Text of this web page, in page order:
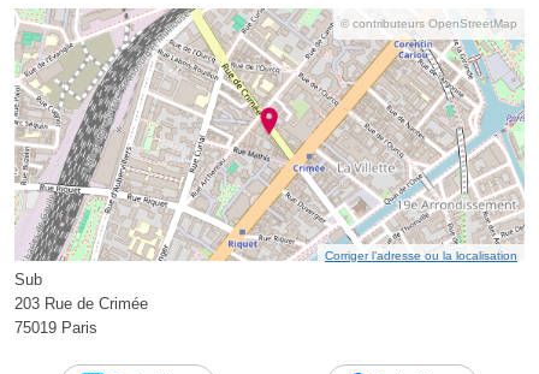
© contributeurs OpenStreetMap
Corriger l’adresse ou la localisation
Sub
203 Rue de Crimée
75019 Paris